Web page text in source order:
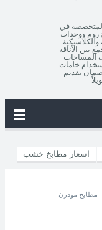
في
روم ووحدات
بين الأناقة
المساحات
خامات
تقديم
اسعار مطابخ خشب
مطابخ مودرن